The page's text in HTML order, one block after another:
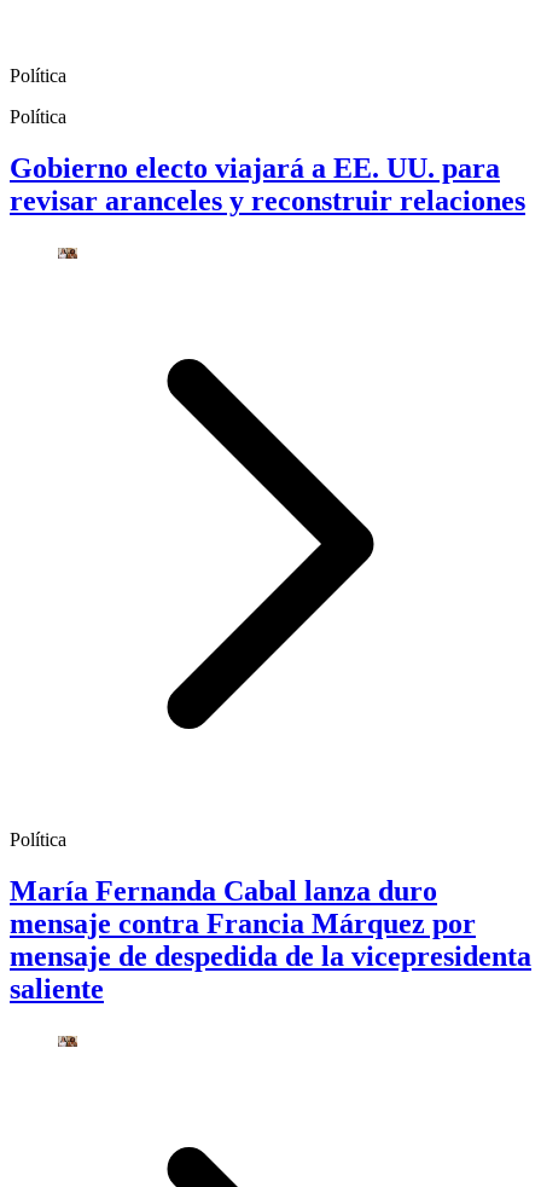
Política
Política
Gobierno electo viajará a EE. UU. para
revisar aranceles y reconstruir relaciones
Política
María Fernanda Cabal lanza duro
mensaje contra Francia Márquez por
mensaje de despedida de la vicepresidenta
saliente